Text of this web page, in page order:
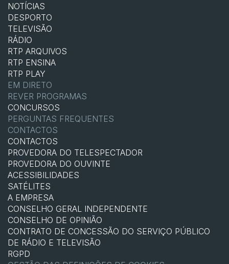
NOTÍCIAS
DESPORTO
TELEVISÃO
RÁDIO
RTP ARQUIVOS
RTP ENSINA
RTP PLAY
EM DIRETO
REVER PROGRAMAS
CONCURSOS
PERGUNTAS FREQUENTES
CONTACTOS
CONTACTOS
PROVEDORA DO TELESPECTADOR
PROVEDORA DO OUVINTE
ACESSIBILIDADES
SATÉLITES
A EMPRESA
CONSELHO GERAL INDEPENDENTE
CONSELHO DE OPINIÃO
CONTRATO DE CONCESSÃO DO SERVIÇO PÚBLICO
DE RÁDIO E TELEVISÃO
RGPD